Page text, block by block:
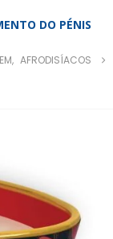
DO PÉNIS
, AFRODISÍACOS